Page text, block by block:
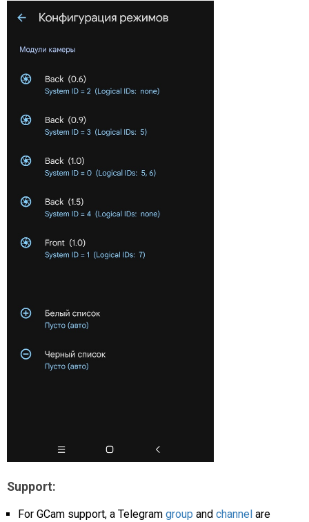
Support:
For GCam support, a Telegram group and channel are